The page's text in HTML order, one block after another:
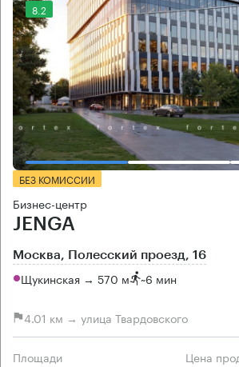
8.2
БЕЗ КОМИССИИ
Бизнес-центр
JENGA
Москва, Полесский проезд, 16
Щукинская → 570 м ~6 мин
4.01 км → улица Твардовского
Площади Цена